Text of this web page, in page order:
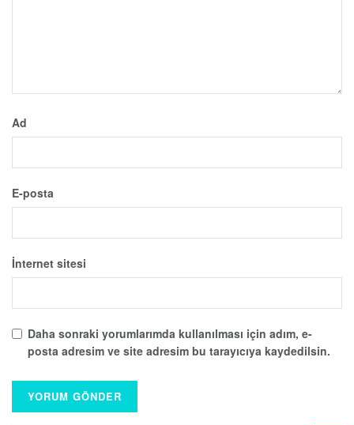
Ad
E-posta
İnternet sitesi
Daha sonraki yorumlarımda kullanılması için adım, e-
posta adresim ve site adresim bu tarayıcıya kaydedilsin.